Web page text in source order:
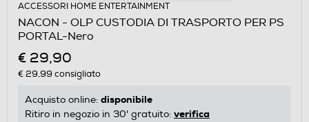
ACCESSORI HOME ENTERTAINMENT
NACON - OLP CUSTODIA DI TRASPORTO PER PS
PORTAL-Nero
€ 29,90
€ 29,99 consigliato
Acquisto online: disponibile
Ritiro in negozio in 30' gratuito: verifica